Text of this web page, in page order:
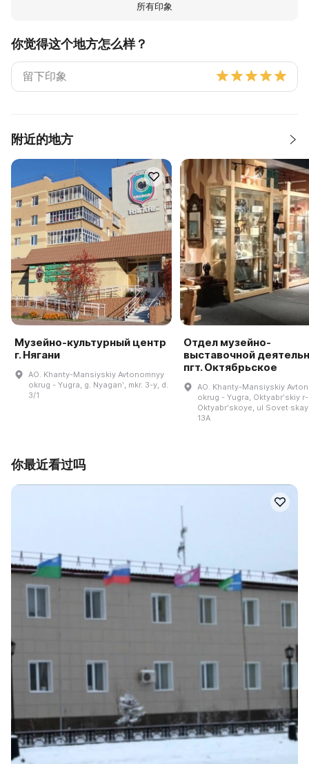
所有印象
你觉得这个地方怎么样？
附近的地方
Музейно-культурный центр
г. Нягани
AO. Khanty-Mansiyskiy Avtonomnyy
okrug - Yugra, g. Nyaganʹ, mkr. 3-y, d.
3/1
Отдел музейно-
выставочной
пгт. Октябрьское
AO. Khanty-Mansiyskiy
okrug - Yugra, Oktyabrʹskiy
Oktyabrʹskoye, ul
13A
你最近看过吗